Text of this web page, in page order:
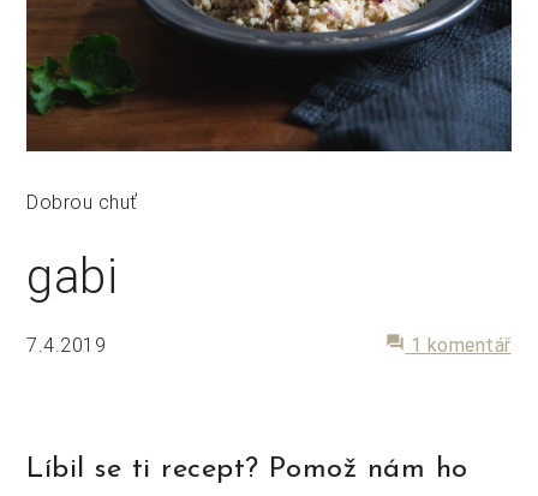
Dobrou chuť
gabi
7.4.2019 forum 1 komentář
Líbil se ti recept? Pomož nám ho